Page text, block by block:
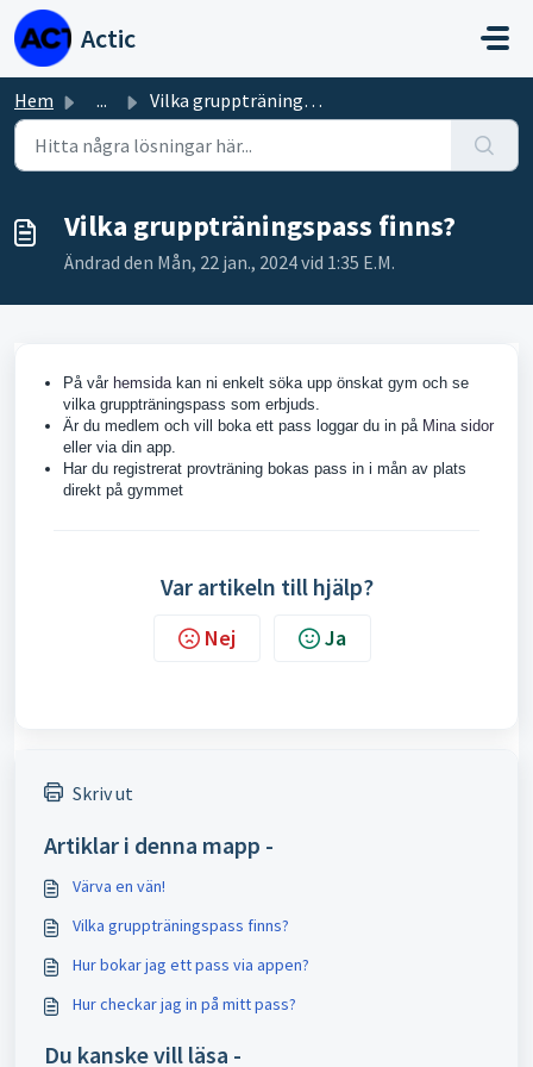
Hoppa över till huvudinnehåll
Actic
Hem ... Vilka gruppträningspass finns?
Vilka gruppträningspass finns?
Ändrad den Mån, 22 jan., 2024 vid 1:35 E.M.
På vår hemsidakan ni enkelt söka upp önskat gym och se
vilka gruppträningspass som erbjuds.
Är du medlem och vill boka ett pass loggar du in på Mina sidor
eller via din app.
Har du registrerat provträning bokas pass in i mån av plats
direkt på gymmet
Var artikeln till hjälp?
Nej Ja
Skriv ut
Artiklar i denna mapp -
Värva en vän!
Vilka gruppträningspass finns?
Hur bokar jag ett pass via appen?
Hur checkar jag in på mitt pass?
Du kanske vill läsa -